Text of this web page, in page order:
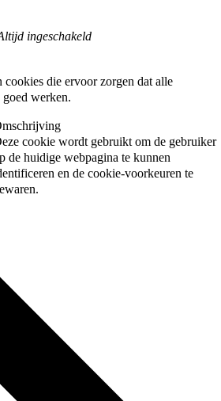
ingeschakeld
die ervoor zorgen dat alle
werken.
cookie wordt gebruikt om de gebruiker
de huidige webpagina te kunnen
en de cookie-voorkeuren te